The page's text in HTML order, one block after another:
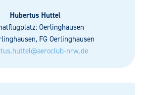
Hubertus Huttel
Oerlinghausen
FG Oerlinghausen
nrw.de